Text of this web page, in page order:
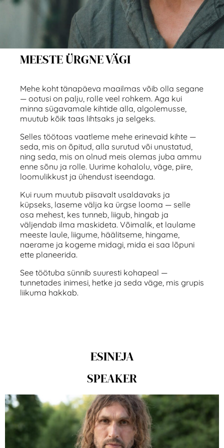
MEESTE ÜRGNE VÄGI
Mehe koht tänapäeva maailmas võib olla segane
— ootusi on palju, rolle veel rohkem. Aga kui
minna sügavamale kihtide alla, algolemusse,
muutub kõik taas lihtsaks ja selgeks.
Selles töötoas vaatleme mehe erinevaid kihte —
seda, mis on õpitud, alla surutud või unustatud,
ning seda, mis on olnud meis olemas juba ammu
enne sõnu ja rolle. Uurime kohalolu, väge, piire,
loomulikkust ja ühendust iseendaga.
Kui ruum muutub piisavalt usaldavaks ja
küpseks, laseme välja ka ürgse looma — selle
osa mehest, kes tunneb, liigub, hingab ja
väljendab ilma maskideta. Võimalik, et laulame
meeste laule, liigume, häälitseme, hingame,
naerame ja kogeme midagi, mida ei saa lõpuni
ette planeerida.
See töötuba sünnib suuresti kohapeal —
tunnetades inimesi, hetke ja seda väge, mis grupis
liikuma hakkab.
ESINEJA
SPEAKER